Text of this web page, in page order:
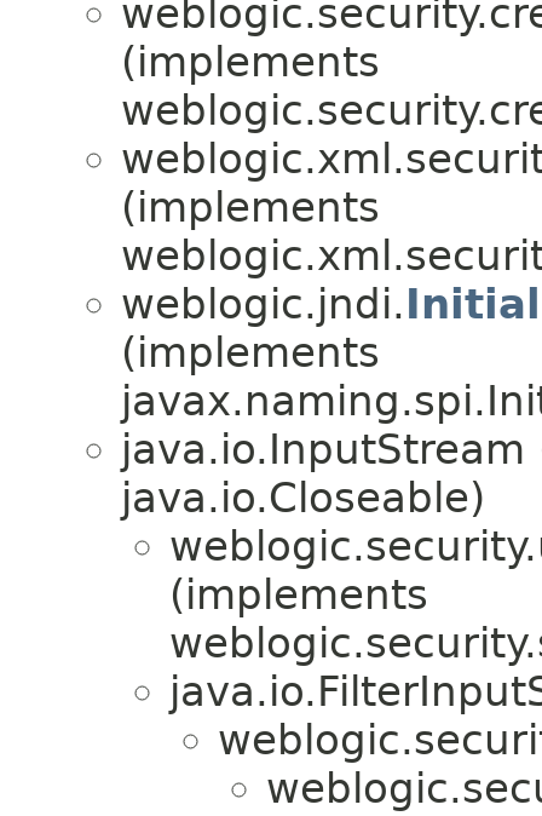
(implements
(implements
weblogic.jndi.
(implements
java.io.Closeable)
(implements